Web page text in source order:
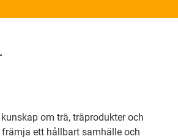
om trä, träprodukter och
ett hållbart samhälle och